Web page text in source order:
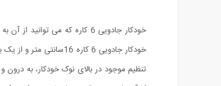
خودکار جادویی 6 کاره که
خودکار جادویی 6
تنظیم موجود در بالای نوک خودکار، به